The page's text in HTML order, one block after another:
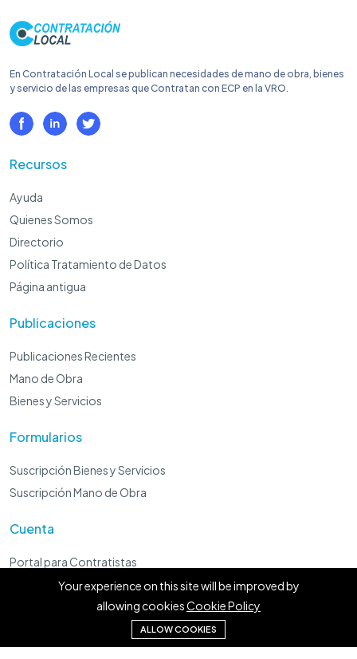
En Contratación Local se publican necesidades de mano de obra, bienes
y servicio de las empresas que Contratan con ECP en la VRO.
Recursos
Ayuda
Quienes Somos
Directorio
Política Tratamiento de Datos
Página antigua
Publicaciones
Publicaciones Recientes
Mano de Obra
Bienes y Servicios
Formularios
Suscripción Bienes y Servicios
Suscripción Mano de Obra
Cuenta
Portal para Contratistas
Panel Administrador
Your experience on this site will be improved by
allowing cookiesCookie Policy
ALLOW COOKIES
Preguntale a Lorenzo Local